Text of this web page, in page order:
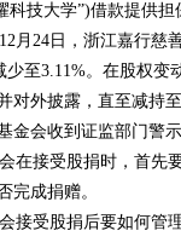
科技大学”)借款提供担
月24日，浙江嘉行慈
少至3.11%。在股权
对外披露，直至减持
金会收到证监部门警示
在接受股捐时，首先
完成捐赠。
接受股捐后要如何管